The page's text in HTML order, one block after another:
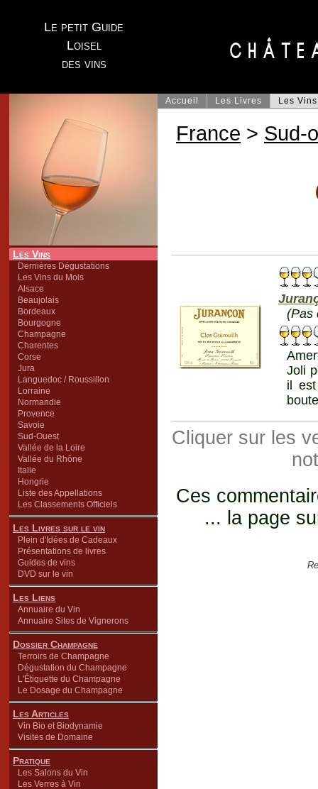
Le petit Guide
Loisel
des vins
Les Vins
Dernières Dégustations
Les Vins du Mois
Alsace
Beaujolais
Bordeaux
Bourgogne
Champagne
Charentes
Corse
Jura
Languedoc / Roussillon
Lorraine
Normandie
Provence
Savoie
Sud-Ouest
Vallée de la Loire
Vallée du Rhône
Italie
Hongrie
Liste des Appellations
Les Classements Officiels
Les Livres sur le vin
Plein d'Idées de Cadeaux
Présentations de livres
Guides de vins
DVD sur le vin
Les Liens
Annuaire du Vin
Annuaire Sites de Vignerons
Dossier Champagne
Terroirs de Champagne
Dégustation du Champagne
L'Étiquette du Champagne
Le Dosage du Champagne
Les Articles
Vin Bio et Biodynamie
Visites de Domaine
Pratique
Les Salons du Vin
Les Verres à Vin
Accueil Les Livres Les Vins
France > Sud-
(Pas
Joli
il
Cliquer sur les
Ces
... la page